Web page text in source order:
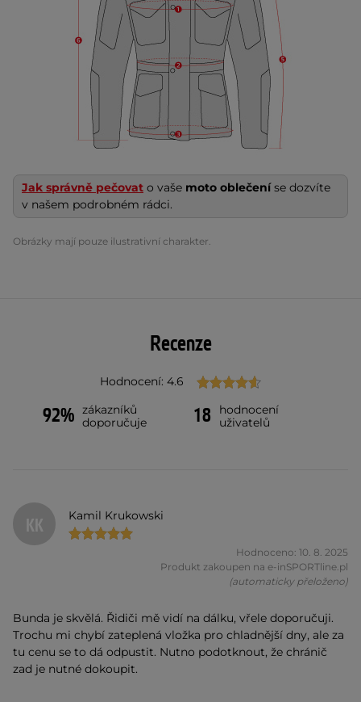
Jak správně pečovat o vaše moto oblečeníse dozvíte
v našem podrobném rádci.
Obrázky mají pouze ilustrativní charakter.
Recenze
Hodnocení: 4.6
92% zákazníků
doporučuje
18
hodnocení
uživatelů
KK Kamil Krukowski
Hodnoceno: 10. 8. 2025
Produkt zakoupen na e-inSPORTline.pl
(automaticky přeloženo)
Bunda je skvělá. Řidiči mě vidí na dálku, vřele doporučuji.
Trochu mi chybí zateplená vložka pro chladnější dny, ale za
tu cenu se to dá odpustit. Nutno podotknout, že chránič
zad je nutné dokoupit.